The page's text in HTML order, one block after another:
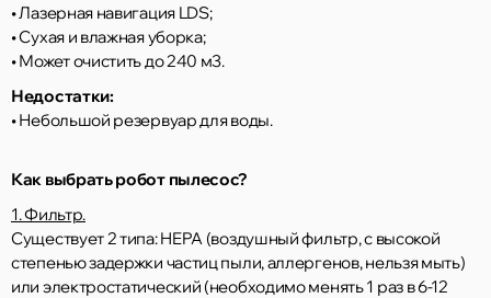
• Лазерная навигация LDS;
• Сухая и влажная уборка;
• Может очистить до 240 м3.
Недостатки:
• Небольшой резервуар для воды.
Как выбрать робот пылесос?
1. Фильтр.
Существует 2 типа: HEPA (воздушный фильтр, с высокой
степенью задержки частиц пыли, аллергенов, нельзя мыть)
или электростатический (необходимо менять 1 раз в 6-12